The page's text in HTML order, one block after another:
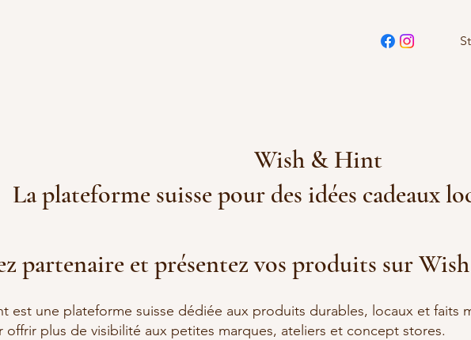
Wish & Hint
La plateforme suisse pour des idées cadeaux
partenaire et présentez vos produits sur
est une plateforme suisse dédiée aux produits durables, locaux et faits
offrir plus de visibilité aux petites marques, ateliers et concept stores.